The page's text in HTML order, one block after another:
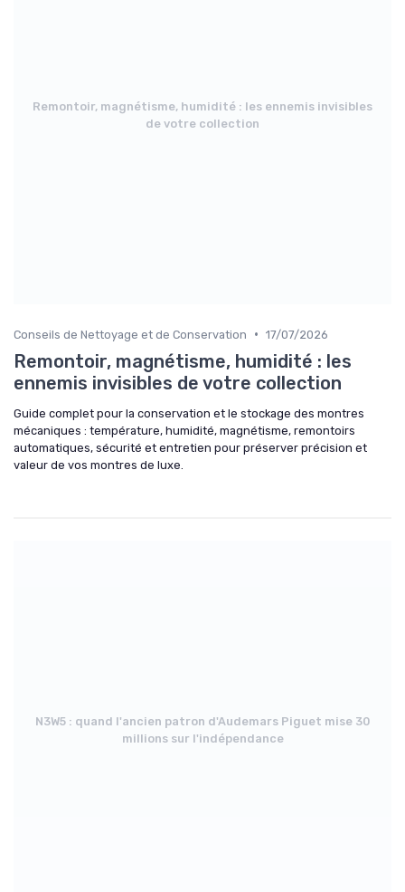
Remontoir, magnétisme, humidité : les ennemis invisibles
de votre collection
Conseils de Nettoyage et de Conservation • 17/07/2026
Remontoir, magnétisme, humidité : les
ennemis invisibles de votre collection
Guide complet pour la conservation et le stockage des montres
mécaniques : température, humidité, magnétisme, remontoirs
automatiques, sécurité et entretien pour préserver précision et
valeur de vos montres de luxe.
N3W5 : quand l'ancien patron d'Audemars Piguet mise 30
millions sur l'indépendance